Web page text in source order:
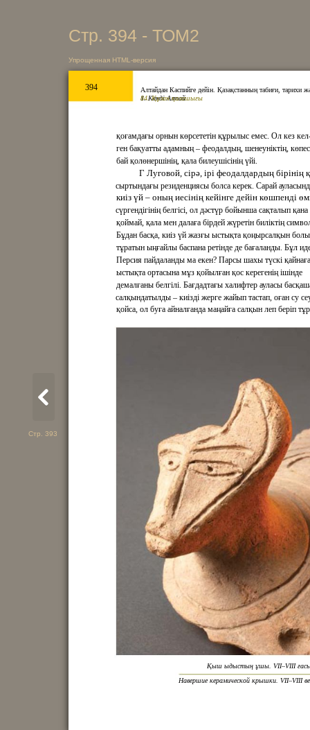
Стр. 394 - ТОМ2
Упрощенная HTML-версия
394
Қыш ыдыстың ұшы. VIІ–VIIІ
Навершие керамической крышки. VII–VIII
қоғамдағы орнын көрсететін құрылыс емес. Ол кез
ген бақуатты адамның – феодалдың, шенеуніктің,
бай қолөнершінің, қала билеушісінің үйі.
Г Луговой, сірә, ірі феодалдардың бірінің
сыртындағы резиденциясы болса керек. Сарай
киіз үй – оның иесінің кейінге дейін көшпенді
сүргендігінің белгісі, ол дәстүр бойынша сақталып қана
қоймай, қала мен далаға бірдей жүретін биліктің
Бұдан басқа, киіз үй жазғы ыстықта қоңырсалқын
тұратын ыңғайлы баспана ретінде де бағаланды. Бұл
Персия пайдаланды ма екен? Парсы шахы түскі
ыстықта ортасына мұз қойылған қос керегенің ішінде
демалғаны белгілі. Бағдадтағы халифтер ауласы
салқындатылды – киізді жерге жайып тастап, оған су
қойса, ол буға айналғанда маңайға салқын леп беріп
Алтайдан Каспийге дейін. Қазақстанның табиғи, тарихи
1. Кенді Алтай
84. Құлан қалашығы
Стр. 393